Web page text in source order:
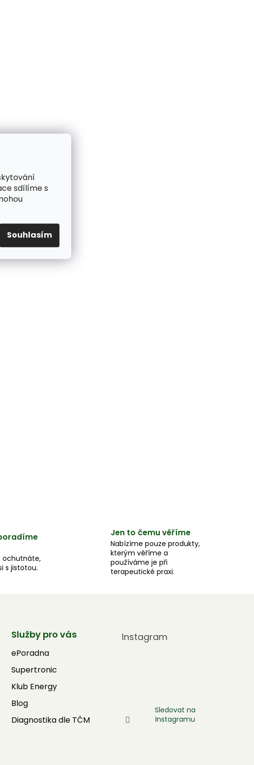
sdílíme s
Souhlasím
ochutnáte,
s jistotou.
Jen to čemu věříme
Nabízíme pouze produkty,
kterým věříme a
používáme je při
terapeutické praxi.
Služby pro vás
ePoradna
Supertronic
Klub Energy
Blog
Diagnostika dle TČM
Instagram
Sledovat na
Instagramu